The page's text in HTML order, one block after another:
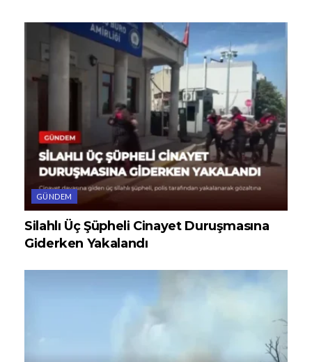
GÜNDEM
Silahlı Üç Şüpheli Cinayet Duruşmasına
Giderken Yakalandı